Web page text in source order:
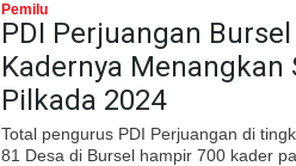
Pemilu
PDI Perjuangan
Kadernya
Pilkada 2024
Total pengurus PDI Perjuangan di
81 Desa di Bursel hampir 700 kader